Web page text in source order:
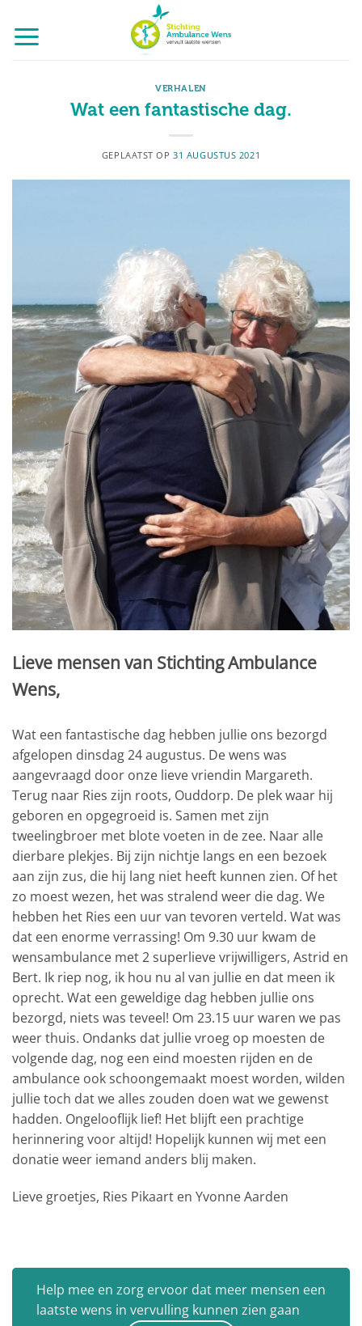
naar
inhoud
VERHALEN
Wat een fantastische dag.
GEPLAATST OP31 AUGUSTUS 2021
Lieve mensen van Stichting Ambulance
Wens,
Wat een fantastische dag hebben jullie ons bezorgd
afgelopen dinsdag 24 augustus. De wens was
aangevraagd door onze lieve vriendin Margareth.
Terug naar Ries zijn roots, Ouddorp. De plek waar hij
geboren en opgegroeid is. Samen met zijn
tweelingbroer met blote voeten in de zee. Naar alle
dierbare plekjes. Bij zijn nichtje langs en een bezoek
aan zijn zus, die hij lang niet heeft kunnen zien. Of het
zo moest wezen, het was stralend weer die dag. We
hebben het Ries een uur van tevoren verteld. Wat was
dat een enorme verrassing! Om 9.30 uur kwam de
wensambulance met 2 superlieve vrijwilligers, Astrid en
Bert. Ik riep nog, ik hou nu al van jullie en dat meen ik
oprecht. Wat een geweldige dag hebben jullie ons
bezorgd, niets was teveel! Om 23.15 uur waren we pas
weer thuis. Ondanks dat jullie vroeg op moesten de
volgende dag, nog een eind moesten rijden en de
ambulance ook schoongemaakt moest worden, wilden
jullie toch dat we alles zouden doen wat we gewenst
hadden. Ongelooflijk lief! Het blijft een prachtige
herinnering voor altijd! Hopelijk kunnen wij met een
donatie weer iemand anders blij maken.
Lieve groetjes, Ries Pikaart en Yvonne Aarden
Help mee en zorg ervoor dat meer mensen een
laatste wens in vervulling kunnen zien gaan